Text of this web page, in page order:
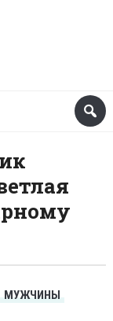
МУЖЧИНЫ